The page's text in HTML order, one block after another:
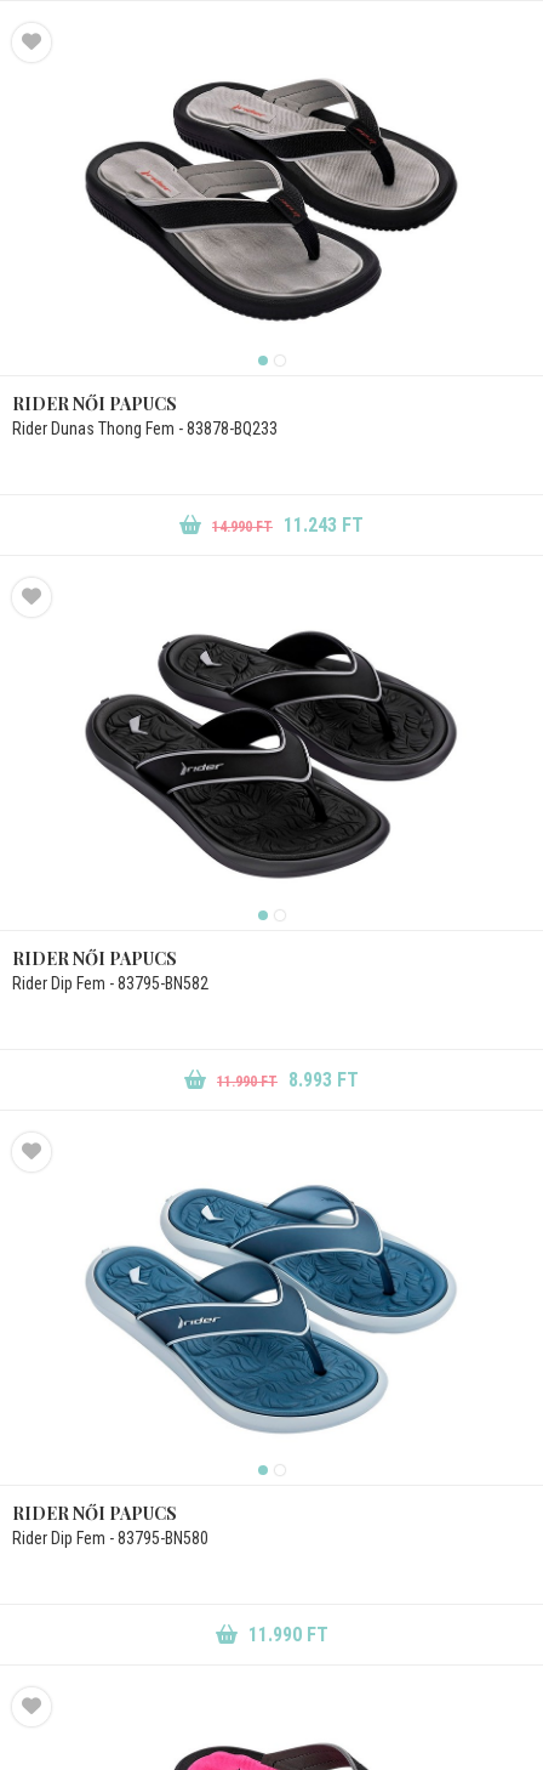
RIDER NŐI PAPUCS
Rider Dunas Thong Fem - 83878-BQ233
14.990 FT 11.243 FT
RIDER NŐI PAPUCS
Rider Dip Fem - 83795-BN582
11.990 FT 8.993 FT
RIDER NŐI PAPUCS
Rider Dip Fem - 83795-BN580
11.990 FT